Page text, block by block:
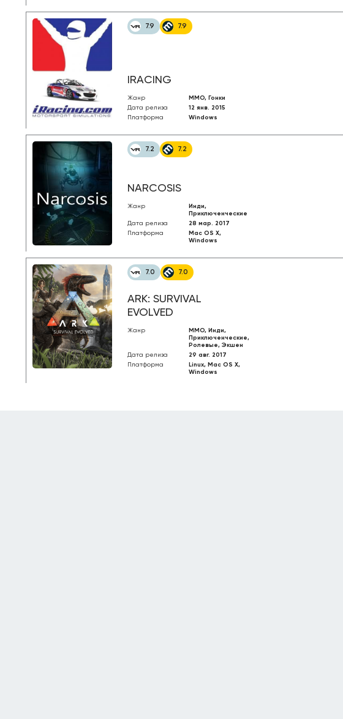
7.9 7.9
IRACING
Жанр
MMO, Гонки
Дата релиза
12 янв. 2015
Платформа
Windows
7.2 7.2
NARCOSIS
Жанр
Инди,
Приключенческие
Дата релиза
28 мар. 2017
Платформа
Mac OS X,
Windows
7.0 7.0
ARK: SURVIVAL
EVOLVED
Жанр
MMO, Инди,
Приключенческие,
Ролевые, Экшен
Дата релиза
29 авг. 2017
Платформа
Linux, Mac OS X,
Windows